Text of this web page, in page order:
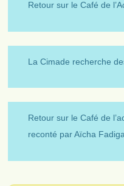
Retour sur le Café de
La Cimade recherche
Retour sur le Café de
reconté par Aïcha